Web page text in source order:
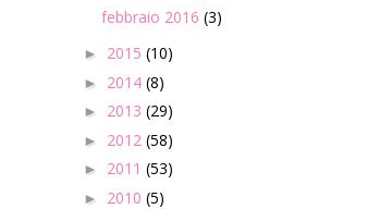
febbraio 2016 (3)
► 2015 (10)
► 2014 (8)
► 2013 (29)
► 2012 (58)
► 2011 (53)
► 2010 (5)